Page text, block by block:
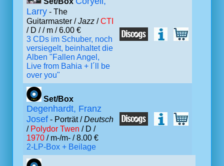
Larry - The
Guitarmaster /Jazz /CTI
/ D // m / 6.00 €
3 CDs im Schuber, noch
versiegelt, beinhaltet die
Alben "Fallen Angel,
Live from Bahia + I´ll be
over you"
Set/Box
Degenhardt, Franz
Josef - Porträt /Deutsch
/ Polydor Twen / D /
1970 / m-/m- / 8.00 €
2-LP-Box + Beilage